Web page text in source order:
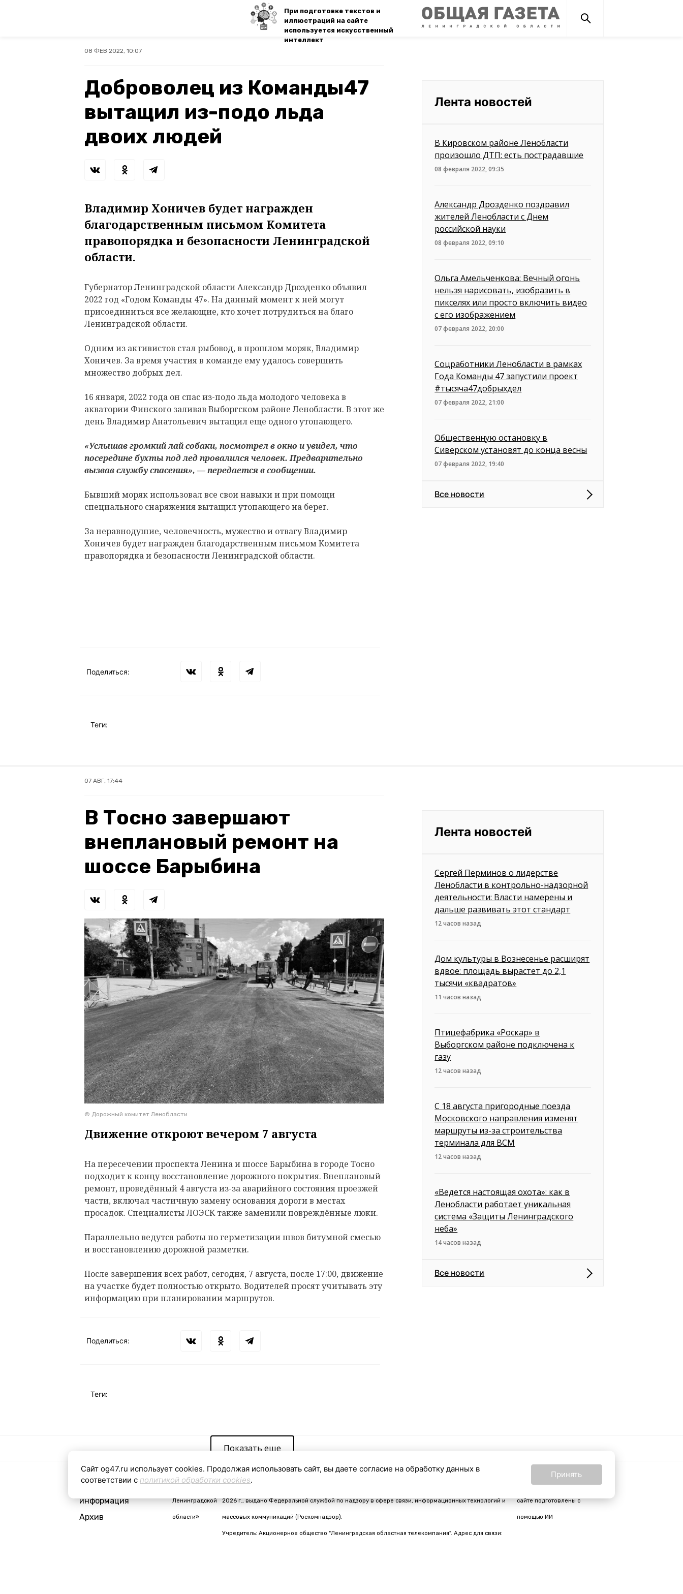
При подготовке текстов и
иллюстраций на сайте
используется искусственный
интеллект
08 ФЕВ 2022, 10:07
Доброволец из Команды47
вытащил из-подо льда
двоих людей
Владимир Хоничев будет награжден
благодарственным письмом Комитета
правопорядка и безопасности Ленинградской
области.
Губернатор Ленинградской области Александр Дрозденко объявил
2022 год «Годом Команды 47». На данный момент к ней могут
присоединиться все желающие, кто хочет потрудиться на благо
Ленинградской области.
Одним из активистов стал рыбовод, в прошлом моряк, Владимир
Хоничев. За время участия в команде ему удалось совершить
множество добрых дел.
16 января, 2022 года он спас из-подо льда молодого человека в
акватории Финского заливав Выборгском районе Ленобласти. В этот же
день Владимир Анатольевич вытащил еще одного утопающего.
«Услышав громкий лай собаки, посмотрел в окно и увидел, что
посередине бухты под лед провалился человек. Предварительно
вызвав службу спасения», — передается в сообщении.
Бывший моряк использовал все свои навыки и при помощи
специального снаряжения вытащил утопающего на берег.
За неравнодушие, человечность, мужество и отвагу Владимир
Хоничев будет награжден благодарственным письмом Комитета
правопорядка и безопасности Ленинградской области.
Поделиться:
Теги:
Лента новостей
В Кировском районе Ленобласти
произошло ДТП: есть пострадавшие
08 февраля 2022, 09:35
Александр Дрозденко поздравил
жителей Ленобласти с Днем
российской науки
08 февраля 2022, 09:10
Ольга Амельченкова: Вечный огонь
нельзя нарисовать, изобразить в
пикселях или просто включить видео
с его изображением
07 февраля 2022, 20:00
Соцработники Ленобласти в рамках
Года Команды 47 запустили проект
#тысяча47добрыхдел
07 февраля 2022, 21:00
Общественную остановку в
Сиверском установят до конца весны
07 февраля 2022, 19:40
Все новости
07 АВГ, 17:44
В Тосно завершают
внеплановый ремонт на
шоссе Барыбина
© Дорожный комитет Ленобласти
Движение откроют вечером 7 августа
На пересечении проспекта Ленина и шоссе Барыбина в городе Тосно
подходит к концу восстановление дорожного покрытия. Внеплановый
ремонт, проведённый 4 августа из-за аварийного состояния проезжей
части, включал частичную замену основания дороги в местах
просадок. Специалисты ЛОЭСК также заменили повреждённые люки.
Параллельно ведутся работы по герметизации швов битумной смесью
и восстановлению дорожной разметки.
После завершения всех работ, сегодня, 7 августа, после 17:00, движение
на участке будет полностью открыто. Водителей просят учитывать эту
информацию при планировании маршрутов.
Поделиться:
Теги:
Лента новостей
Сергей Перминов о лидерстве
Ленобласти в контрольно-надзорной
деятельности: Власти намерены и
дальше развивать этот стандарт
12 часов назад
Дом культуры в Вознесенье расширят
вдвое: площадь вырастет до 2,1
тысячи «квадратов»
11 часов назад
Птицефабрика «Роскар» в
Выборгском районе подключена к
газу
12 часов назад
С 18 августа пригородные поезда
Московского направления изменят
маршруты из-за строительства
терминала для ВСМ
12 часов назад
«Ведется настоящая охота»: как в
Ленобласти работает уникальная
система «Защиты Ленинградского
неба»
14 часов назад
Все новости
Показать еще
Контактная
информация
Архив
«Общая газета
Ленинградской
области»
Свидетельство о регистрации средства массовой информации ЭЛ № ФС 77 - 91024 от 24 февраля
2026 г., выдано Федеральной службой по надзору в сфере связи, информационных технологий и
массовых коммуникаций (Роскомнадзор).
Учредитель: Акционерное общество "Ленинградская областная телекомпания". Адрес для связи:
Все материалы на
сайте подготовлены с
помощью ИИ
16+
Сайт og47.ru использует cookies. Продолжая использовать сайт, вы даете согласие на обработку данных в
соответствии сполитикой обработки cookies.
Принять